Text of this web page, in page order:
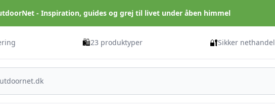
- Inspiration, guides og grej til livet under åben himmel
🛍️23 produktyper 🔐Sikker nethandel